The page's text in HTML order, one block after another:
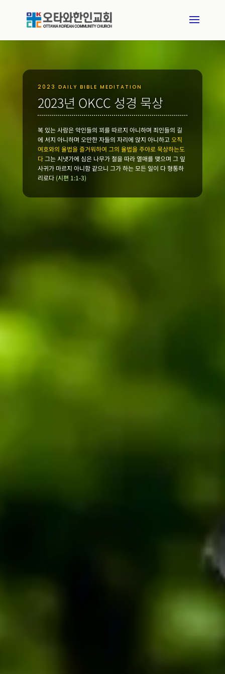
2023 DAILY BIBLE MEDITATION
2023년 OKCC 성경 묵상
복 있는 사람은 악인들의 꾀를 따르지 아니하며 죄인들의 길
에 서지 아니하며 오만한 자들의 자리에 앉지 아니하고오직
여호와의 율법을 즐거워하여 그의 율법을 주야로 묵상하는도
다그는 시냇가에 심은 나무가 철을 따라 열매를 맺으며 그 잎
사귀가 마르지 아니함 같으니 그가 하는 모든 일이 다 형통하
리로다 (시편 1:1-3)